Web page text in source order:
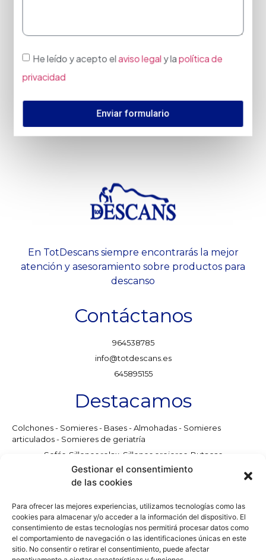
Gestionar el consentimiento
de las cookies
Para ofrecer las mejores experiencias, utilizamos tecnologías como las
cookies para almacenar y/o acceder a la información del dispositivo. El
consentimiento de estas tecnologías nos permitirá procesar datos como
el comportamiento de navegación o las identificaciones únicas en este
sitio. No consentir o retirar el consentimiento, puede afectar
He leído y acepto elaviso legaly lapolítica de
privacidad
Enviar formulario
En TotDescans siempre encontrarás la mejor
atención y asesoramiento sobre productos para
descanso
Contáctanos
964538785
info@totdescans.es
645895155
Destacamos
Colchones - Somieres - Bases - Almohadas - Somieres
articulados - Somieres de geriatría
Sofás, Sillones relax, Sillones orejeros, Butacas
Salones - Comedores
Dormitorios - Dormitorios Juveniles - Artículos para el hogar
© Todos los derechos reservados
Aviso legal